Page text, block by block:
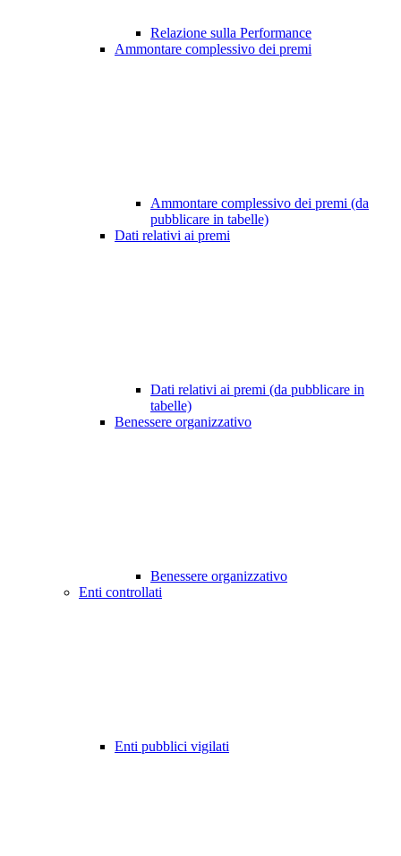
Relazione sulla Performance
Ammontare complessivo dei premi
Ammontare complessivo dei premi (da
pubblicare in tabelle)
Dati relativi ai premi
Dati relativi ai premi (da pubblicare in
tabelle)
Benessere organizzativo
Benessere organizzativo
Enti controllati
Enti pubblici vigilati